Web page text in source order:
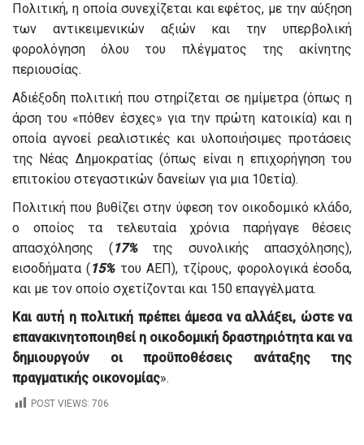
Πολιτική, η οποία συνεχίζεται και εφέτος, με την αύξηση
των αντικειμενικών αξιών και την υπερβολική
φορολόγηση όλου του πλέγματος της ακίνητης
περιουσίας.
Αδιέξοδη πολιτική που στηρίζεται σε ημίμετρα (όπως η
άρση του «πόθεν έσχες» για την πρώτη κατοικία) και η
οποία αγνοεί ρεαλιστικές και υλοποιήσιμες προτάσεις
της Νέας Δημοκρατίας (όπως είναι η επιχορήγηση του
επιτοκίου στεγαστικών δανείων για μια 10ετία).
Πολιτική που βυθίζει στην ύφεση τον οικοδομικό κλάδο,
ο οποίος τα τελευταία χρόνια παρήγαγε θέσεις
απασχόλησης (17%της συνολικής απασχόλησης),
εισοδήματα (15%του ΑΕΠ), τζίρους, φορολογικά έσοδα,
και με τον οποίο σχετίζονται και 150 επαγγέλματα.
Και αυτή η πολιτική πρέπει άμεσα να αλλάξει, ώστε να
επανακινητοποιηθεί η οικοδομική δραστηριότητα και να
δημιουργούν οι προϋποθέσεις ανάταξης της
πραγματικής οικονομίας».
POST VIEWS: 706